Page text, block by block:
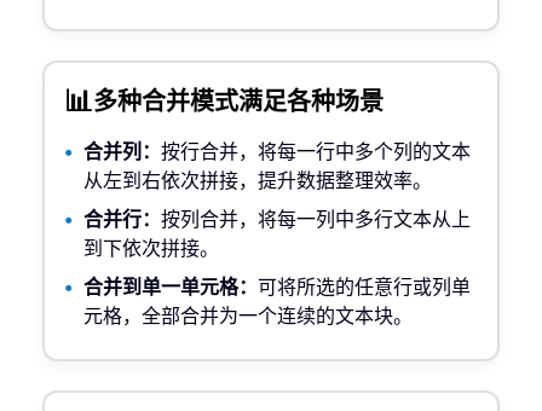
📊多种合并模式满足各种场景
合并列： 按行合并，将每一行中多个列的文本
从左到右依次拼接，提升数据整理效率。
合并行： 按列合并，将每一列中多行文本从上
到下依次拼接。
合并到单一单元格： 可将所选的任意行或列单
元格，全部合并为一个连续的文本块。